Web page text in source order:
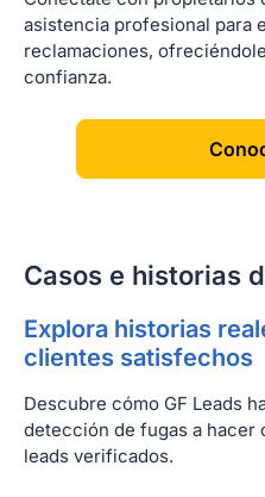
asistencia profesional para
reclamaciones,
confianza.
[
Casos e historias
Explora historias
clientes satisfechos
Descubre cómo GF Leads
detección de fugas a
leads verificados.